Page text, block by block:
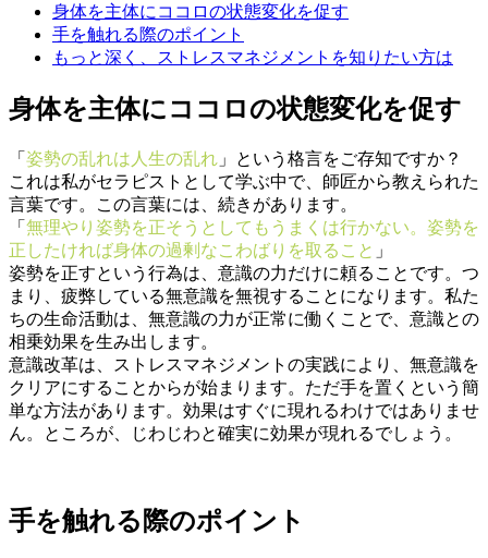
身体を主体にココロの状態変化を促す
手を触れる際のポイント
もっと深く、ストレスマネジメントを知りたい方は
身体を主体にココロの状態変化を促す
「 姿勢の乱れは人生の乱れ 」という格言をご存知ですか？
これは私がセラピストとして学ぶ中で、師匠から教えられた
言葉です。この言葉には、続きがあります。
「 無理やり姿勢を正そうとしてもうまくは行かない。姿勢を
正したければ身体の過剰なこわばりを取ること 」
姿勢を正すという行為は、意識の力だけに頼ることです。つ
まり、疲弊している無意識を無視することになります。私た
ちの生命活動は、無意識の力が正常に働くことで、意識との
相乗効果を生み出します。
意識改革は、ストレスマネジメントの実践により、無意識を
クリアにすることからが始まります。ただ手を置くという簡
単な方法があります。効果はすぐに現れるわけではありませ
ん。ところが、じわじわと確実に効果が現れるでしょう。
手を触れる際のポイント